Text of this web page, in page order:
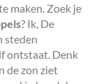
maken. Zoek je
? Ik, De
steden
ontstaat. Denk
de zon ziet